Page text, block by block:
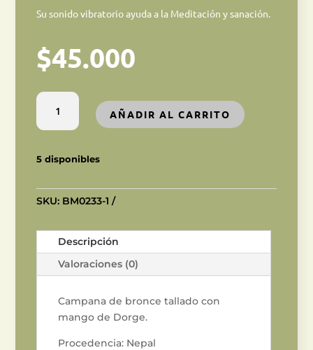
Su sonido vibratorio ayuda a la Meditación y sanación.
$45.000
Campanas
Dorge
M
AÑADIR AL CARRITO
5 disponibles
SKU: BM0233-1
Descripción
Valoraciones (0)
Campana de bronce tallado con
mango de Dorge.
Procedencia: Nepal